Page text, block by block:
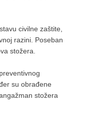
civilne zaštite,
razini. Poseban
stožera.
su obrađene
stožera